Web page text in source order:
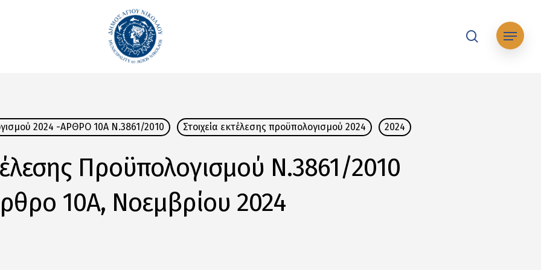
Μενού
2024 -ΑΡΘΡΟ 10Α Ν.3861/2010 Στοιχεία εκτέλεσης προϋπολογισμού 2024 2024
Προϋπολογισμού Ν.3861/2010
10Α, Νοεμβρίου 2024